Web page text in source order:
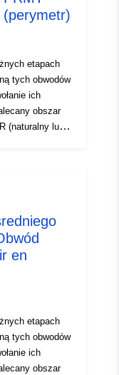
etapach
tych obwodów
ich
obszar
(naturalny lub
(PM1
który
en
etapach
tych obwodów
ich
obszar